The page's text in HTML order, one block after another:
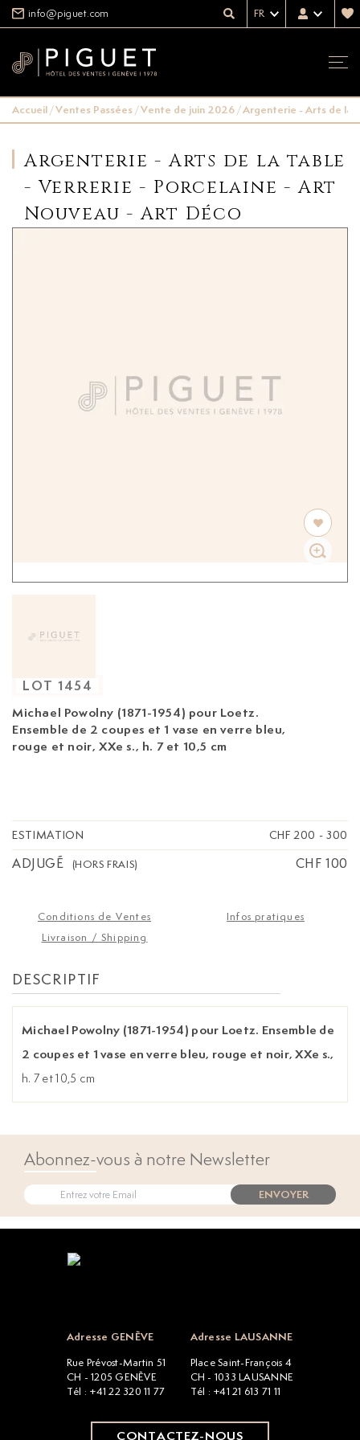
info@piguet.com FR
Accueil/Ventes Passées/Vente de juin 2026/Argenterie - Arts de la
Argenterie - Arts de la table
- Verrerie - Porcelaine - Art
Nouveau - Art Déco
Michael Powolny (1871-1954) pour Loetz.
Ensemble de 2 coupes et 1 vase en verre bleu,
rouge et noir, XXe s., h. 7 et 10,5 cm
LOT 1454
ESTIMATION CHF 200 - 300
ADJUGÉ (HORS FRAIS) CHF 100
Conditions de Ventes
Infos pratiques
Livraison / Shipping
DESCRIPTIF
Michael Powolny (1871-1954) pour Loetz. Ensemble de
2 coupes et 1 vase en verre bleu, rouge et noir, XXe s.,
h. 7 et 10,5 cm
Abonnez-vous à notre Newsletter
ENVOYER
Adresse GENÈVE
Rue Prévost-Martin 51
CH - 1205 GENÈVE
Tél : +41 22 320 11 77
Adresse LAUSANNE
Place Saint-François 4
CH - 1033 LAUSANNE
Tél : +41 21 613 71 11
CONTACTEZ-NOUS